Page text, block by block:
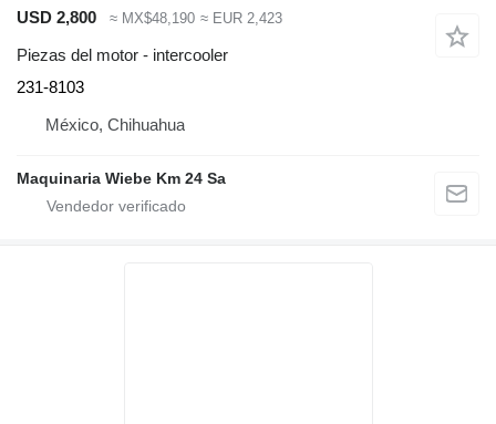
USD 2,800 ≈ MX$48,190 ≈ EUR 2,423
Piezas del motor - intercooler
231-8103
México, Chihuahua
Maquinaria Wiebe Km 24 Sa